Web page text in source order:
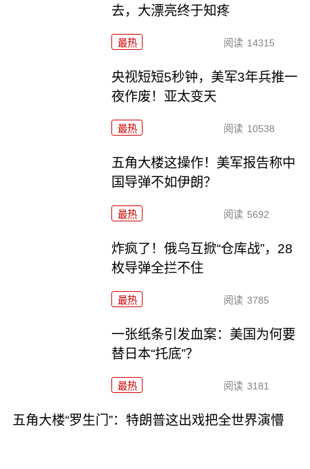
去，大漂亮终于知疼
最热 阅读 14315
央视短短5秒钟，美军3年兵推一
夜作废！亚太变天
最热 阅读 10538
五角大楼这操作！美军报告称中
国导弹不如伊朗？
最热 阅读 5692
炸疯了！俄乌互掀“仓库战”，28
枚导弹全拦不住
最热 阅读 3785
一张纸条引发血案：美国为何要
替日本“托底”？
最热 阅读 3181
五角大楼“罗生门”：特朗普这出戏把全世界演懵